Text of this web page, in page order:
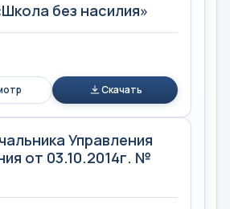
без насилия»
Скачать
Управления
от 03.10.2014г. №